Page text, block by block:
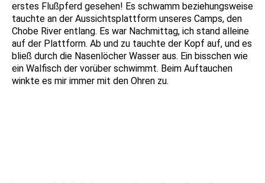
erstes Flußpferd gesehen! Es schwamm beziehungsweise
tauchte an der Aussichtsplattform unseres Camps, den
Chobe River entlang. Es war Nachmittag, ich stand alleine
auf der Plattform. Ab und zu tauchte der Kopf auf, und es
bließ durch die Nasenlöcher Wasser aus. Ein bisschen wie
ein Walfisch der vorüber schwimmt. Beim Auftauchen
winkte es mir immer mit den Ohren zu.